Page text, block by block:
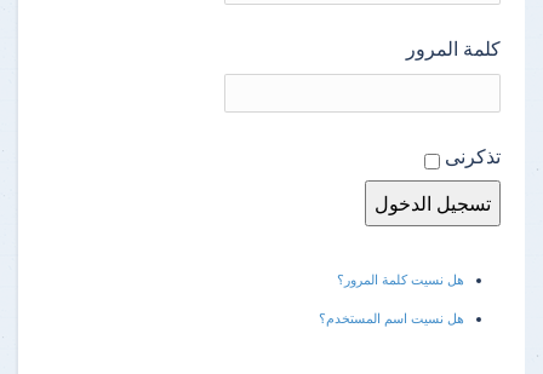
كلمة المرور
تذكرنى
هل نسيت كلمة المرور؟
هل نسيت اسم المستخدم؟